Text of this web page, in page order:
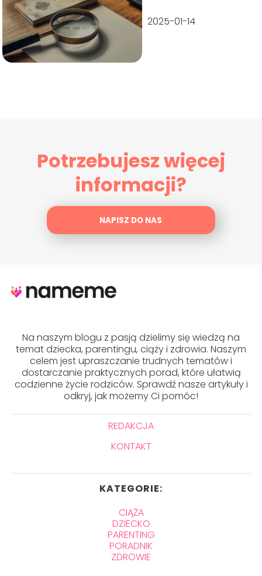
konta
2025-01-14
Potrzebujesz więcej
informacji?
NAPISZ DO NAS
Na naszym blogu z pasją dzielimy się wiedzą na
temat dziecka, parentingu, ciąży i zdrowia. Naszym
celem jest upraszczanie trudnych tematów i
dostarczanie praktycznych porad, które ułatwią
codzienne życie rodziców. Sprawdź nasze artykuły i
odkryj, jak możemy Ci pomóc!
REDAKCJA
KONTAKT
KATEGORIE:
CIĄŻA
DZIECKO
PARENTING
PORADNIK
ZDROWIE